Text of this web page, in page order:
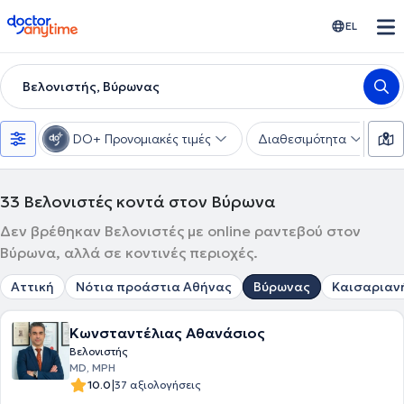
doctoranytime EL
Βελονιστής, Βύρωνας
DO+ Προνομιακές τιμές Διαθεσιμότητα
33 Βελονιστές κοντά στον Βύρωνα
Δεν βρέθηκαν Βελονιστές με online ραντεβού στον
Βύρωνα, αλλά σε κοντινές περιοχές.
Αττική Νότια προάστια Αθήνας Βύρωνας
Κωνσταντέλιας Αθανάσιος
Βελονιστής
MD, MPH
10.0|37 αξιολογήσεις